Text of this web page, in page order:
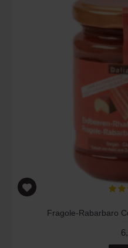
Fragole-Rabarbaro